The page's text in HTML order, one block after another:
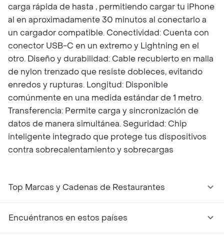
carga rápida de hasta , permitiendo cargar tu iPhone
al en aproximadamente 30 minutos al conectarlo a
un cargador compatible. Conectividad: Cuenta con
conector USB-C en un extremo y Lightning en el
otro. Diseño y durabilidad: Cable recubierto en malla
de nylon trenzado que resiste dobleces, evitando
enredos y rupturas. Longitud: Disponible
comúnmente en una medida estándar de 1 metro.
Transferencia: Permite carga y sincronización de
datos de manera simultánea. Seguridad: Chip
inteligente integrado que protege tus dispositivos
contra sobrecalentamiento y sobrecargas
Top Marcas y Cadenas de Restaurantes
Encuéntranos en estos países